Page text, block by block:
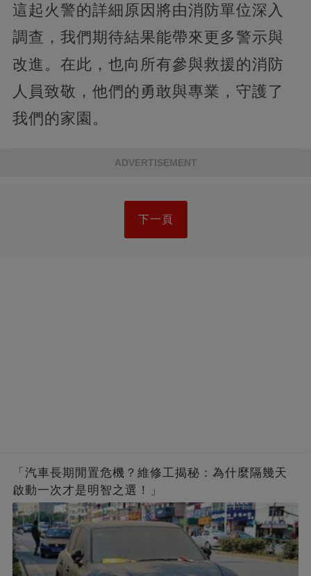
這起火警的詳細原因將由消防單位深入
調查，我們期待結果能帶來更多警示與
改進。在此，也向所有參與救援的消防
人員致敬，他們的勇敢與專業，守護了
我們的家園。
ADVERTISEMENT
下一頁
「汽車長期閒置危機？維修工揭秘：為什麼隔幾天
啟動一次才是明智之選！」